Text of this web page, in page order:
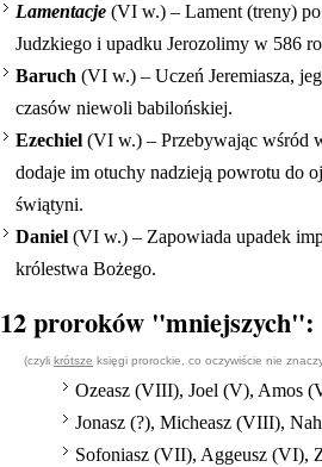
Lamentacje (VI w.) – Lament (treny)
Judzkiego i upadku Jerozolimy w 586
Baruch (VI w.) – Uczeń Jeremiasza,
czasów niewoli babilońskiej.
Ezechiel (VI w.) – Przebywając wśród
dodaje im otuchy nadzieją powrotu do
świątyni.
Daniel (VI w.) – Zapowiada upadek
królestwa Bożego.
12 proroków "mniejszych":
(czyli krótsze księgi prorockie, co oczywiście nie
Ozeasz (VIII), Joel (V), Amos
Jonasz (?), Micheasz (VIII),
Sofoniasz (VII), Aggeusz (VI),